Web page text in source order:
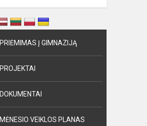
PRIĖMIMAS Į GIMNAZIJĄ
PROJEKTAI
DOKUMENTAI
MĖNESIO VEIKLOS PLANAS